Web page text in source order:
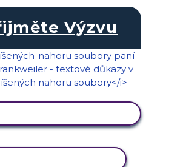
Výzvu